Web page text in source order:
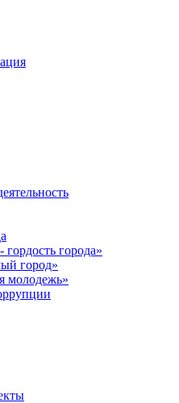
города»
город»
молодежь»